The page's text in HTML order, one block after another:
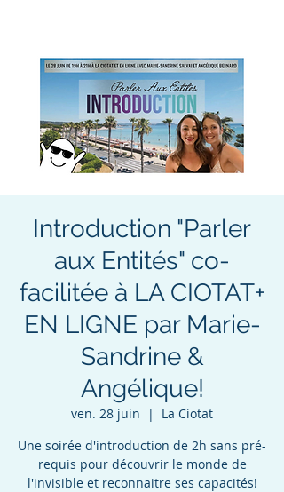
Introduction "Parler
aux Entités" co-
facilitée à LA CIOTAT+
EN LIGNE par Marie-
Sandrine &
Angélique!
ven. 28 juin
  |
La Ciotat
Une soirée d'introduction de 2h sans pré-
requis pour découvrir le monde de
l'invisible et reconnaitre ses capacités!